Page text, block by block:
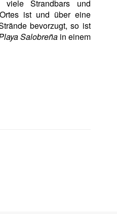
viele Strandbars und
ist und über eine
bevorzugt, so ist
Salobreñain einem